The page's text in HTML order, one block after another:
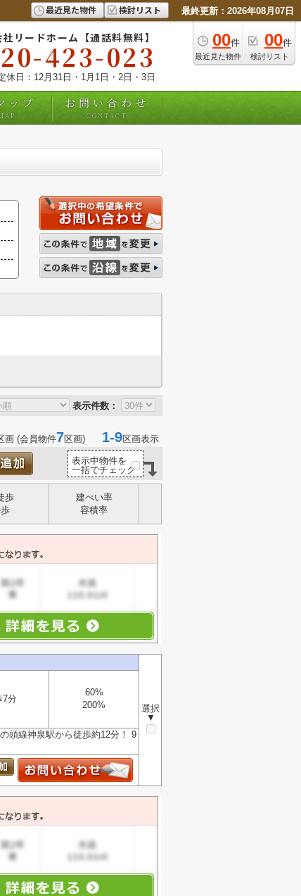
最近見た物件 検討リスト 最終更新：2026年08月07日
00件
最近見た物件
00件
検討リスト
リードホーム【通話料無料】
423-023
休日：12月31日・1月1日・2日・3日
ップ お問い合わせ
CONTACT
表示件数：
画 (会員物件7区画) 1-9区画表示
表示中物件を
一括でチェック
歩
建ぺい率
容積率
選択
▼
7分
60%
200%
頭線神泉駅から徒歩約12分！ 9